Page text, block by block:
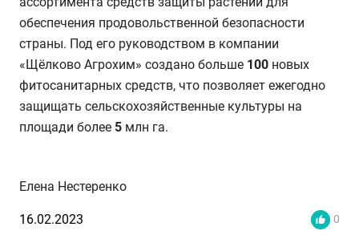
обеспечения продовольственной безопасности
страны. Под его руководством в компании
«Щёлково Агрохим» создано больше 100 новых
фитосанитарных средств, что позволяет ежегодно
защищать сельскохозяйственные культуры на
площади более 5 млн га.
Елена Нестеренко
16.02.2023 0